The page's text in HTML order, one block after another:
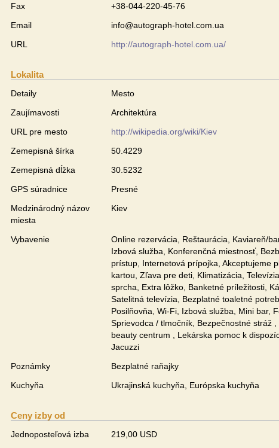
Fax
+38-044-220-45-76
Email
info@autograph-hotel.com.ua
URL
http://autograph-hotel.com.ua/
Lokalita
Detaily
Mesto
Zaujímavosti
Architektúra
URL pre mesto
http://wikipedia.org/wiki/Kiev
Zemepisná šírka
50.4229
Zemepisná dĺžka
30.5232
GPS súradnice
Presné
Medzinárodný názov
miesta
Kiev
Vybavenie
Online rezervácia, Reštaurácia, Kaviareň/
Izbová služba, Konferenčná miestnosť,
prístup, Internetová prípojka, Akceptujeme
kartou, Zľava pre deti, Klimatizácia,
sprcha, Extra lôžko, Banketné príležitosti,
Satelitná televízia, Bezplatné toaletné
Posilňovňa, Wi-Fi, Izbová služba, Mini bar,
Sprievodca / tlmočník, Bezpečnostné stráž ,
beauty centrum , Lekárska pomoc k
Jacuzzi
Poznámky
Bezplatné raňajky
Kuchyňa
Ukrajinská kuchyňa, Európska kuchyňa
Ceny izby od
Jednoposteľová izba
219,00 USD